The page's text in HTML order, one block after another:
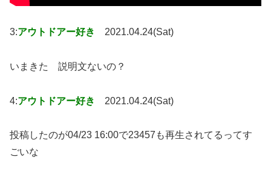
3:アウトドアー好き 2021.04.24(Sat)
いまきた 説明文ないの？
4:アウトドアー好き 2021.04.24(Sat)
投稿したのが04/23 16:00で23457も再生されてるってす
ごいな